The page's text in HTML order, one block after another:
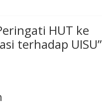
HUT ke
terhadap UISU”